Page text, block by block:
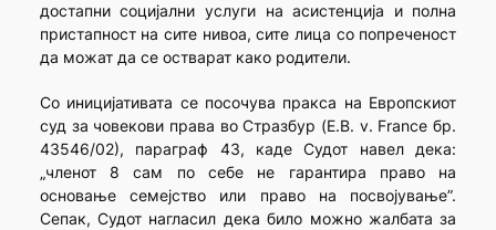
достапни социјални услуги на асистенција и полна
пристапност на сите нивоа, сите лица со попреченост
да можат да се остварат како родители.
Со иницијативата се посочува пракса на Европскиот
суд за човекови права во Стразбур (E.B. v. France бр.
43546/02), параграф 43, каде Судот навел дека:
„членот 8 сам по себе не гарантира право на
основање семејство или право на посвојување”.
Сепак, Судот нагласил дека било можно жалбата за